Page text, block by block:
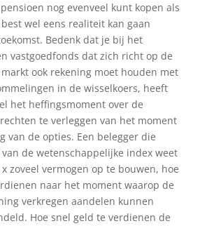
nog evenveel kunt kopen als
wel eens realiteit kan gaan
Bedenk dat je bij het
vastgoedfonds dat zich richt op de
ook rekening moet houden met
in de wisselkoers, heeft
het heffingsmoment over de
te verleggen van het moment
van de opties. Een belegger die
de wetenschappelijke index weet
zoveel vermogen op te bouwen, hoe
naar het moment waarop de
verkregen aandelen kunnen
Hoe snel geld te verdienen de